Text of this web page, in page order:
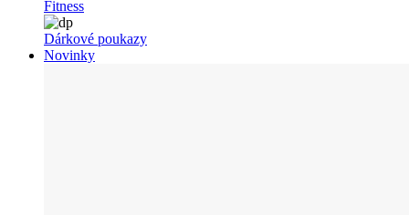
Fitness
Dárkové poukazy
Novinky